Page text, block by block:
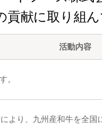
貢献に取り組ん
活動内容
。
より、九州産和牛を全国